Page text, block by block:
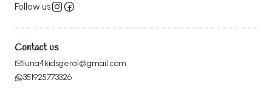
Follow us
Contact us
luna4kidsgeral@gmail.com
351925773326